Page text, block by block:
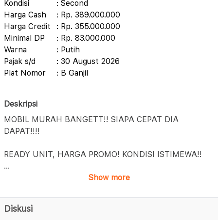
Kondisi
: Second
Harga Cash
: Rp. 389.000.000
Harga Credit
: Rp. 355.000.000
Minimal DP
: Rp. 83.000.000
Warna
: Putih
Pajak s/d
: 30 August 2026
Plat Nomor
: B Ganjil
Deskripsi
MOBIL MURAH BANGETT!! SIAPA CEPAT DIA
DAPAT!!!!
READY UNIT, HARGA PROMO! KONDISI ISTIMEWA!!
...
Show more
Diskusi